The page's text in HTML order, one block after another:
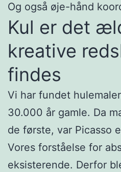
Og også øje-hånd
Kul er det
kreative
findes
Vi har fundet
30.000 år gamle. Da
de første, var Picasso
Vores forståelse for
eksisterende. Derfor